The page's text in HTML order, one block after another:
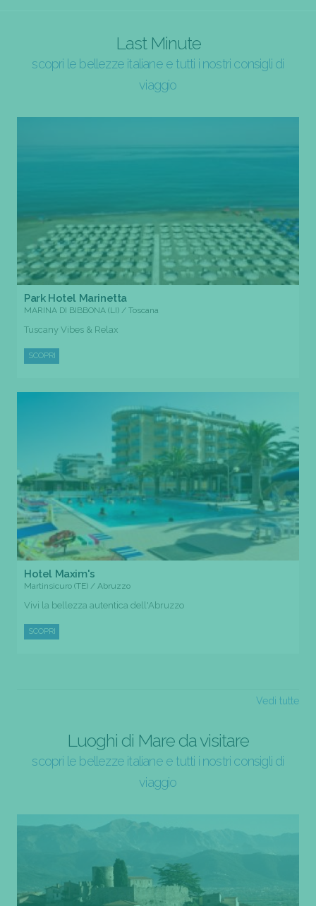
Last Minute
scopri le bellezze italiane e tutti i nostri consigli di
viaggio
Park Hotel Marinetta
MARINA DI BIBBONA (LI) / Toscana
Tuscany Vibes & Relax
SCOPRI
Hotel Maxim's
Martinsicuro (TE) / Abruzzo
Vivi la bellezza autentica dell'Abruzzo
SCOPRI
Vedi tutte
Luoghi di Mare da visitare
scopri le bellezze italiane e tutti i nostri consigli di
viaggio